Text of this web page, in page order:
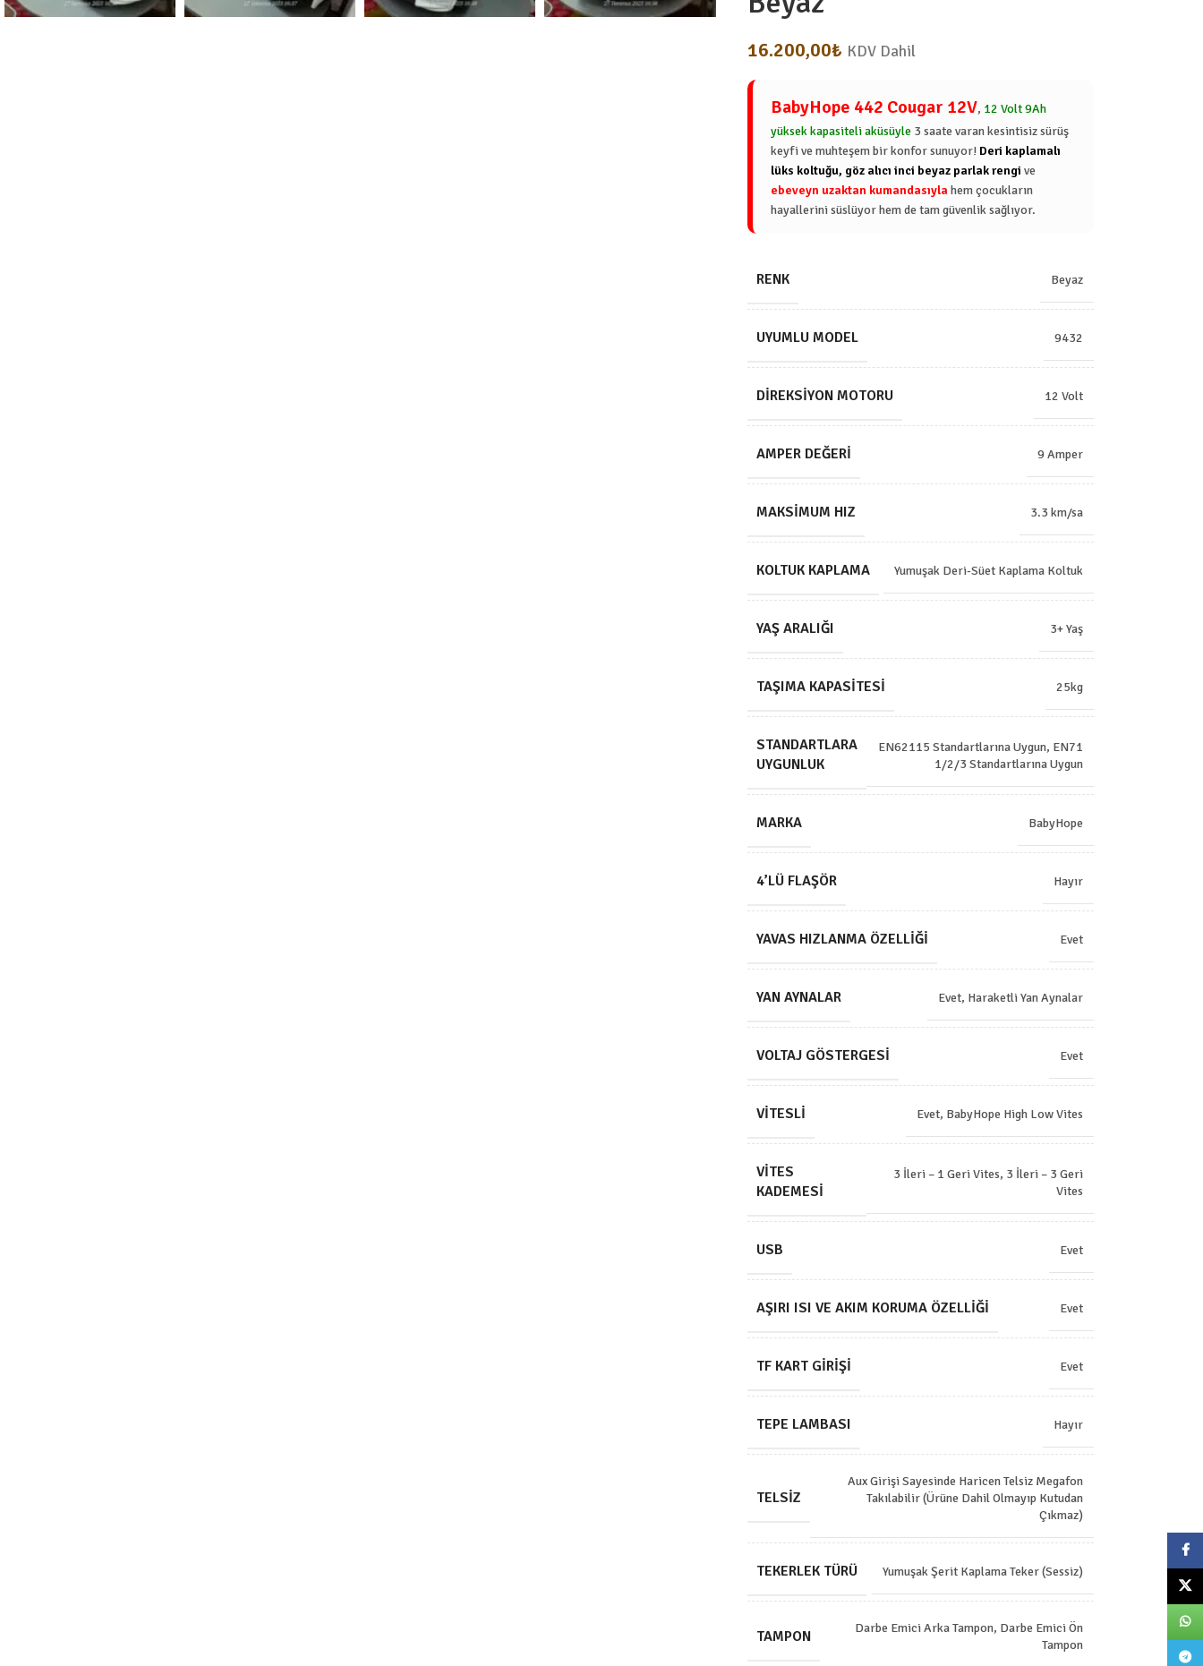
16.200,00₺ KDV Dahil
BabyHope 442 Cougar 12V, 12 Volt 9Ah
yüksek kapasiteli aküsüyle3 saate varan kesintisiz sürüş
keyfi ve muhteşem bir konfor sunuyor! Deri kaplamalı
lüks koltuğu, göz alıcı inci beyaz parlak rengi ve
ebeveyn uzaktan kumandasıyla hem çocukların
hayallerini süslüyor hem de tam güvenlik sağlıyor.
RENK Beyaz
UYUMLU MODEL 9432
DIREKSIYON MOTORU 12 Volt
AMPER DEĞERI 9 Amper
MAKSIMUM HIZ 3.3 km/sa
KOLTUK KAPLAMA Yumuşak Deri-Süet Kaplama Koltuk
YAŞ ARALIĞI 3+ Yaş
TAŞIMA KAPASITESI 25kg
STANDARTLARA
UYGUNLUK
EN62115 Standartlarına Uygun, EN71
1/2/3 Standartlarına Uygun
MARKA BabyHope
4’LÜ FLAŞÖR Hayır
YAVAS HIZLANMA ÖZELLIĞI Evet
YAN AYNALAR Evet, Haraketli Yan Aynalar
VOLTAJ GÖSTERGESI Evet
VITESLI Evet, BabyHope High Low Vites
VITES
KADEMESI
3 İleri – 1 Geri Vites, 3 İleri – 3 Geri
Vites
USB Evet
AŞIRI ISI VE AKIM KORUMA ÖZELLIĞI Evet
TF KART GIRIŞI Evet
TEPE LAMBASI Hayır
TELSIZ
Aux Girişi Sayesinde Haricen Telsiz Megafon
Takılabilir (Ürüne Dahil Olmayıp Kutudan
Çıkmaz)
TEKERLEK TÜRÜ Yumuşak Şerit Kaplama Teker (Sessiz)
TAMPON Darbe Emici Arka Tampon, Darbe Emici Ön
Tampon